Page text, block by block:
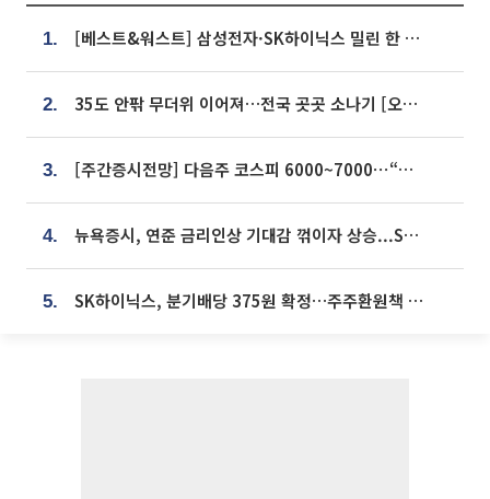
1. [베스트&워스트] 삼성전자·SK하이닉스 밀린 한 주…상상인증권은 85% 급등
2. 35도 안팎 무더위 이어져…전국 곳곳 소나기 [오늘 날씨]
3. [주간증시전망] 다음주 코스피 6000~7000⋯“外人 수급은 정책이 변수”
4. 뉴욕증시, 연준 금리인상 기대감 꺾이자 상승...S&P500 사상 최고치 [종합]
5. SK하이닉스, 분기배당 375원 확정…주주환원책 9월로 앞당겨 발표